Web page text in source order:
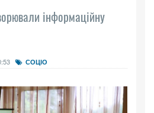
інформаційну
СОЦІО